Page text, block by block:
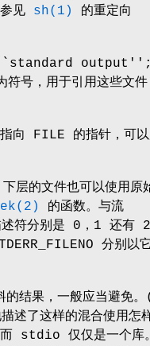
见 sh(1)
的重定向
``standard
，用于引用这些文件
指向 FILE 的指针，可
层的文件也可以使用原
的函数。与流
符分别是 0，1 还有 2
分别以
结果，一般应当避免
了这样的混合使用怎
而 stdio 仅仅是一个库